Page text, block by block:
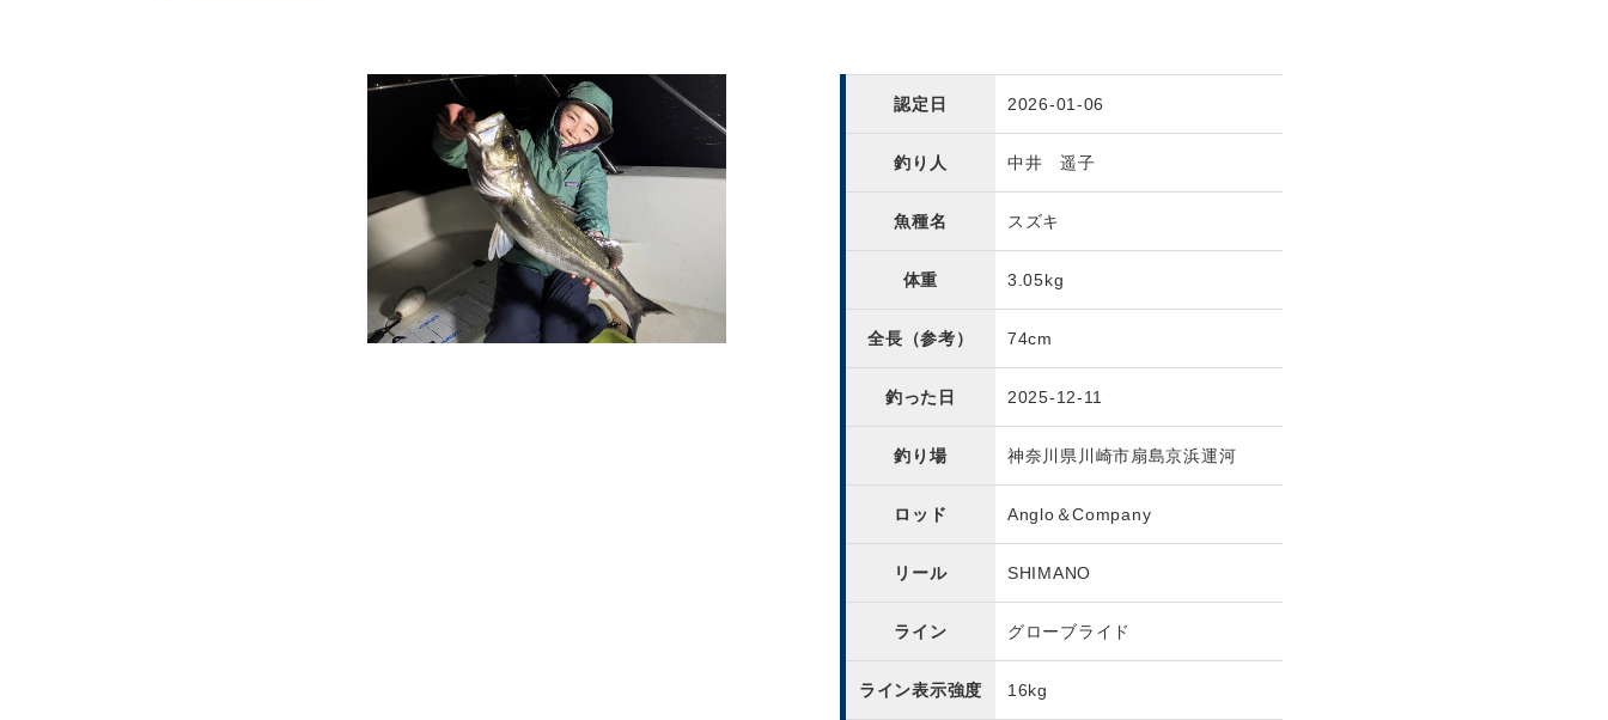
認定日 2026-01-06
釣り人 中井 遥子
魚種名 スズキ
体重 3.05kg
全長（参考） 74cm
釣った日 2025-12-11
釣り場 神奈川県川崎市扇島京浜運河
ロッド Anglo＆Company
リール SHIMANO
ライン グローブライド
ライン表示強度 16kg